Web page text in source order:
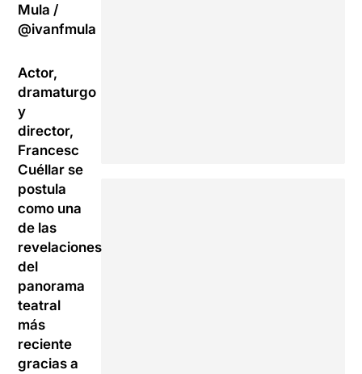
Mula /
@ivanfmula
Actor,
dramaturgo
y
director,
Francesc
Cuéllar se
postula
como una
de las
revelaciones
del
panorama
teatral
más
reciente
gracias a